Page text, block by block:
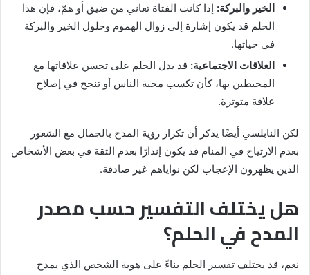
الخير والبركة: إذا كانت الفتاة تعاني من ضيق أو همّ، فإن هذا
الحلم قد يكون إشارة إلى زوال الهموم وحلول الخير والبركة
في حياتها.
العلاقات الاجتماعية: قد يدل الحلم على تحسن علاقاتها مع
المحيطين بها، كأن تكسب محبة الناس أو تنجح في إصلاح
علاقة متوترة.
لكن النابلسي أيضًا يذكر أن تكرار رؤية المدح بالجمال مع الشعور
بعدم الارتياح في المنام قد يكون إنذارًا بعدم الثقة في بعض الأشخاص
الذين يظهرون الإعجاب لكن نواياهم غير صادقة.
هل يختلف التفسير حسب مصدر
المدح في الحلم؟
نعم، قد يختلف تفسير الحلم بناءً على هوية الشخص الذي يمدح